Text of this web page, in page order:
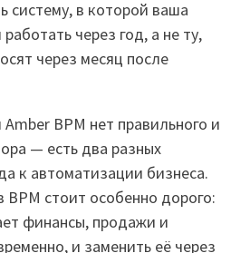
систему, в которой ваша
через год, а не ту,
через месяц после
BPM нет правильного и
— есть два разных
к автоматизации бизнеса.
BPM стоит особенно дорого:
финансы, продажи и
и заменить её через